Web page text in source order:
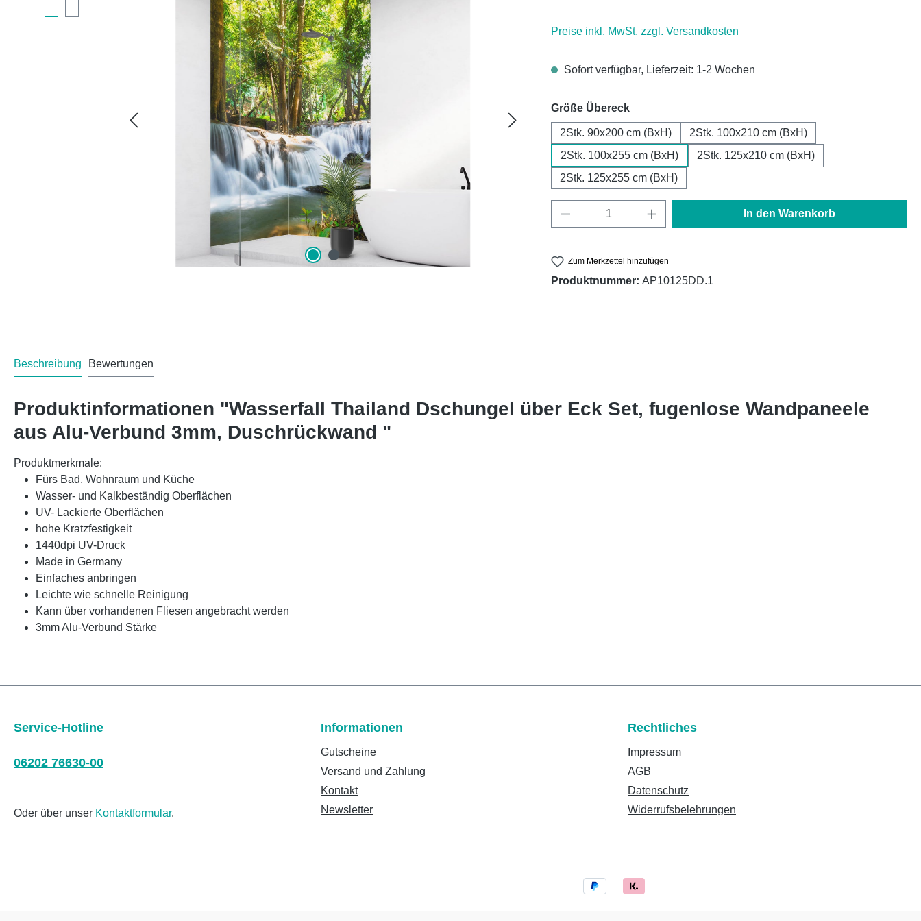
Preise inkl. MwSt. zzgl. Versandkosten
Sofort verfügbar, Lieferzeit: 1-2 Wochen
Größe Übereckauswählen
2Stk. 90x200 cm (BxH)
2Stk. 100x210 cm (BxH)
2Stk. 100x255 cm (BxH)
2Stk. 125x210 cm (BxH)
2Stk. 125x255 cm (BxH)
Produkt Anzahl: Gib den gewünschten Wert ein
In den Warenkorb
Zum Merkzettel hinzufügen
Produktnummer: AP10125DD.1
Beschreibung Bewertungen
Produktinformationen "Wasserfall Thailand Dschungel über Eck Set, fugenlose Wandpaneele
aus Alu-Verbund 3mm, Duschrückwand "
Produktmerkmale:
Fürs Bad, Wohnraum und Küche
Wasser- und Kalkbeständig Oberflächen
UV- Lackierte Oberflächen
hohe Kratzfestigkeit
1440dpi UV-Druck
Made in Germany
Einfaches anbringen
Leichte wie schnelle Reinigung
Kann über vorhandenen Fliesen angebracht werden
3mm Alu-Verbund Stärke
Service-Hotline
06202 76630-00
Oder über unser Kontaktformular.
Informationen
Gutscheine
Versand und Zahlung
Kontakt
Newsletter
Rechtliches
Impressum
AGB
Datenschutz
Widerrufsbelehrungen